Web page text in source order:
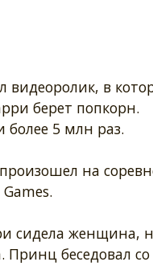
видеоролик, в
берет попкорн.
более 5 млн раз.
на
сидела женщина,
Принц беседовал